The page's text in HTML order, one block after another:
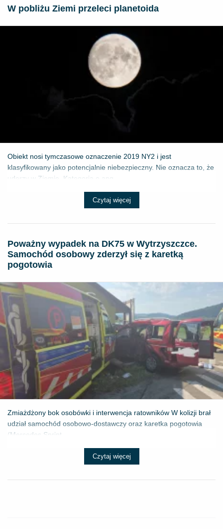
W pobliżu Ziemi przeleci planetoida
Obiekt nosi tymczasowe oznaczenie 2019 NY2 i jest
klasyfikowany jako potencjalnie niebezpieczny. Nie oznacza to, że
uderzy w Ziemię. Kategoria o ang...
Czytaj więcej
Poważny wypadek na DK75 w Wytrzyszczce.
Samochód osobowy zderzył się z karetką
pogotowia
Zmiażdżony bok osobówki i interwencja ratowników W kolizji brał
udział samochód osobowo-dostawczy oraz karetka pogotowia
(Mercedes Sprint...
Czytaj więcej